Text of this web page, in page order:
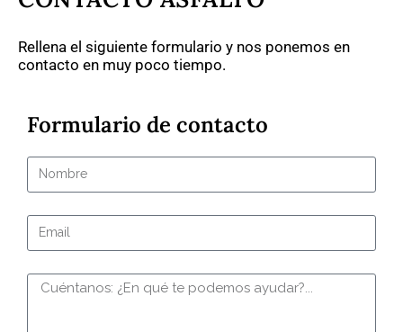
Rellena el siguiente formulario y nos ponemos en
contacto en muy poco tiempo.
Formulario de contacto